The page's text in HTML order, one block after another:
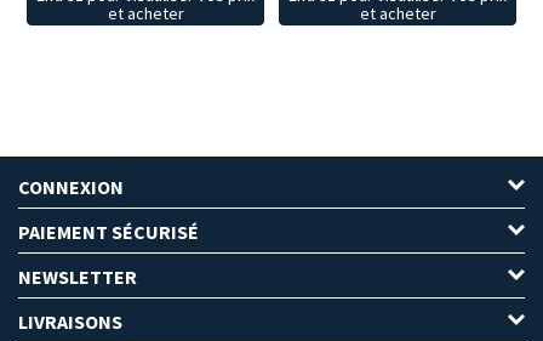
et acheter
et acheter
CONNEXION
PAIEMENT SÉCURISÉ
NEWSLETTER
LIVRAISONS